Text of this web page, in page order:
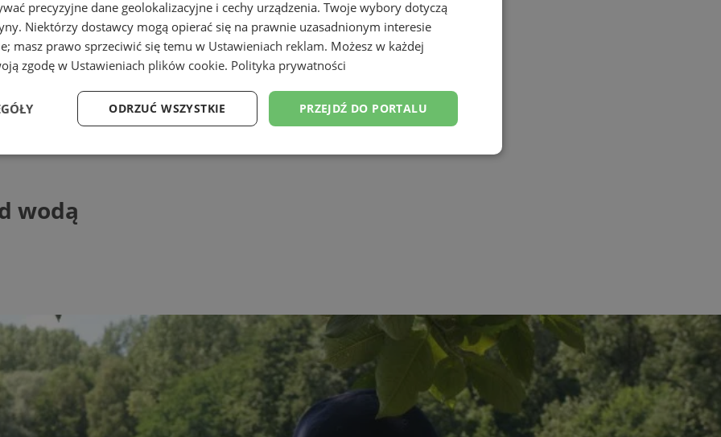
wodą
precyzyjne dane geolokalizacyjne i cechy urządzenia. Twoje wybory dotyczą
Niektórzy dostawcy mogą opierać się na prawnie uzasadnionym interesie
masz prawo sprzeciwić się temu w Ustawieniach reklam. Możesz w każdej
zgodę w Ustawieniach plików cookie. Polityka prywatności
PRZEJDŹ DO PORTALU
ODRZUĆ WSZYSTKIE
Wydajność Targetowanie Funkcjonalność Niesklasyfikowane
niezbędnych plików cookie nie można prawidłowo korzystać ze strony internetowej.
Provider
Domena
przechowywania
rudaslaska.com.pl 1 rok
Ten plik cookie przechowuje identyfikator sesji.
rudaslaska.com.pl
Ten plik cookie przechowuje identyfikator sesji.
rudaslaska.com.pl 1 rok
Ten plik cookie przechowuje identyfikator sesji.